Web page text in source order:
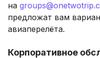
на
предложат вам
авиаперелёта.
Корпоративное